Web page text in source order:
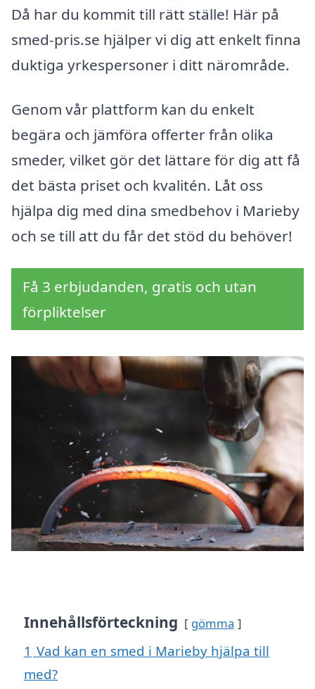
Då har du kommit till rätt ställe! Här på
smed-pris.se hjälper vi dig att enkelt finna
duktiga yrkespersoner i ditt närområde.
Genom vår plattform kan du enkelt
begära och jämföra offerter från olika
smeder, vilket gör det lättare för dig att få
det bästa priset och kvalitén. Låt oss
hjälpa dig med dina smedbehov i Marieby
och se till att du får det stöd du behöver!
Få 3 erbjudanden, gratis och utan
förpliktelser
Innehållsförteckning gömma
1 Vad kan en smed i Marieby hjälpa till
med?